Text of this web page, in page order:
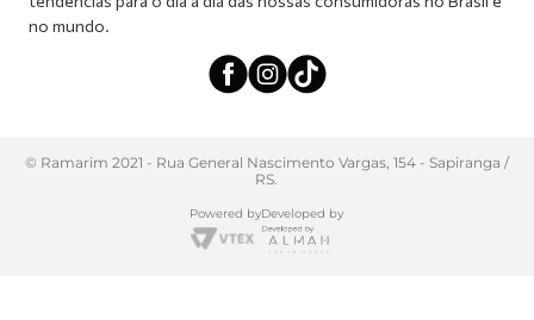
no mundo.
© Ramarim 2021 - Rua General Nascimento Vargas, 154 - Sapiranga /
RS.
Powered byDeveloped by